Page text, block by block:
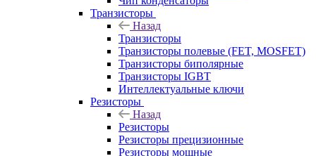
Транзисторы
Назад
Транзисторы
Транзисторы полевые (FET, MOSFET)
Транзисторы биполярные
Транзисторы IGBT
Интеллектуальные ключи
Резисторы
Назад
Резисторы
Резисторы прецизионные
Резисторы мощные